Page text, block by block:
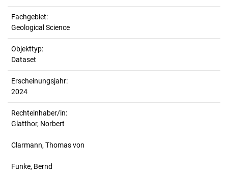
Fachgebiet:
Geological Science
Objekttyp:
Dataset
Erscheinungsjahr:
2024
Rechteinhaber/in:
Glatthor, Norbert
Clarmann, Thomas von
Funke, Bernd